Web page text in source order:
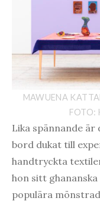
MAWUENA
FOTO:
Lika spännande
bord dukat till
handtryckta
hon sitt
populära